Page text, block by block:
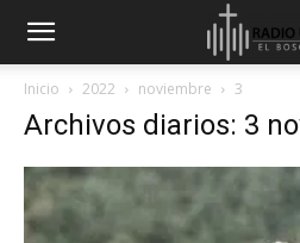
Inicio 2022 noviembre 3
Archivos diarios: 3